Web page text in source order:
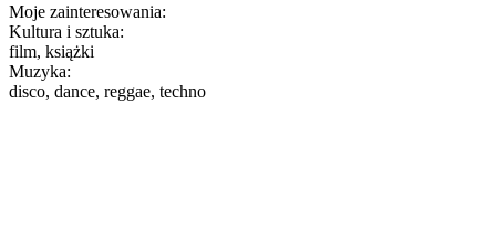
Moje zainteresowania:
Kultura i sztuka:
film, książki
Muzyka:
disco, dance, reggae, techno